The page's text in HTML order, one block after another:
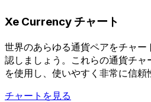
Xe Currency チャート
世界のあらゆる通貨ペアをチャ
認しましょう。これらの通貨チャ
を使用し、使いやすく非常に信頼
チャートを見る